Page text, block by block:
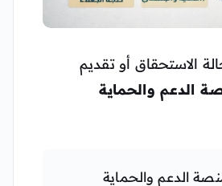
الاستحقاق أو تقديم
الدعم والحماية
الدعم والحماية